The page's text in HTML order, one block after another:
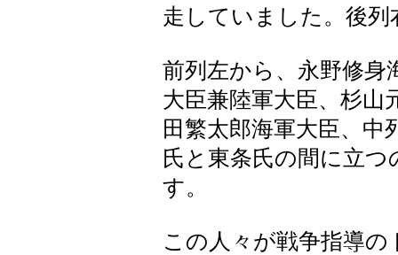
走していました。後
前列左から、永野修身
大臣兼陸軍大臣、杉山
田繁太郎海軍大臣、中
氏と東条氏の間に立
す。
この人々が戦争指導の